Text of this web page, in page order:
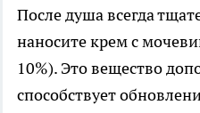
После душа всегда
наносите крем с
10%). Это вещество
способствует